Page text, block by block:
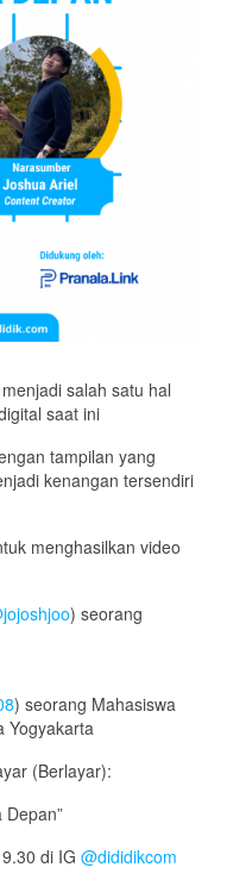
salah satu hal
saat ini
tampilan yang
kenangan tersendiri
menghasilkan video
) seorang
) seorang Mahasiswa
Yogyakarta
(Berlayar):
di IG @dididikcom